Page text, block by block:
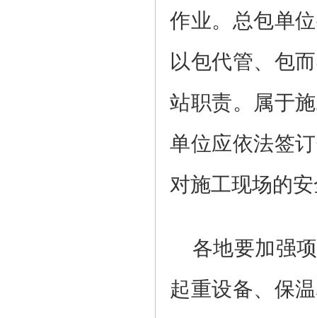
作业。总包单
以包代管、包
站职责。属于
单位应依法签
对施工现场的
各地要加强
起重设备、保